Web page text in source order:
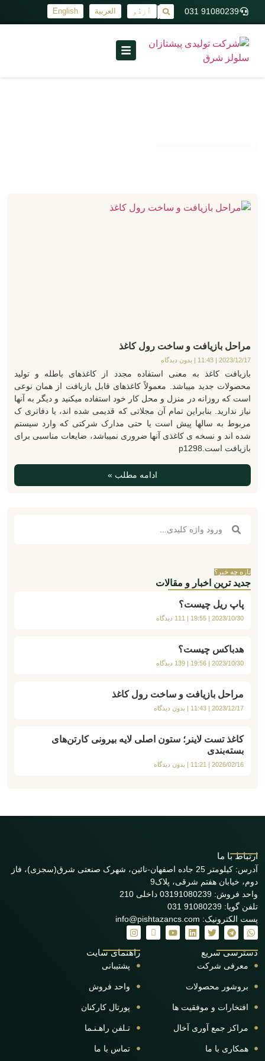
91080239 031 اُردُو العربية English
مراحل بازیافت و ساخت رول کاغذ
2023/12/17 بدون دیدگاه
بازیافت کاغذ به معنی استفاده مجدد از کاغذهای باطله و تولید
محصولات جدید میباشد. معمولاً کاغذهای قابل بازیافت از همان نوعی
است که روزانه در منزل و محل کار خود استفاده میکنید و دیگر به آنها
نیاز ندارید. بنابراین تمام آن مجلاتی که قدیمی شده اند، یا دفاتری ک
مربوط به سالها پیش است یا حتی مدارک شرکتی که وارد سیستم
شده اند و نسخه ی کاغذی آنها ضروری نمیباشد، ضایعات مناسبی برای
بازیافت است.p1298
ادامه مطلب »
تازه چه خبر؟
جدید ترین اخبار و مقالات
پاپ ریل چیست؟
2023/10/30
هدباکس چیست؟
2023/10/30
مراحل بازیافت و ساخت رول کاغذ
2023/12/17 بدون دیدگاه
کاغذ تست لاینر؛ ستون اصلی لایه بیرونی کارتن‌های
بسته‌بندی
2026/02/16 بدون دیدگاه
ارتباط با ما
آدرس: کیلومتر 25 جاده اصفهان-نائین، شهرک صنعتی شرق(سجزی)، فاز
دوم، خیابان هفتم شرقی، پلاک9
واحد فروش: 03191080239 داخلی 210
تلفن گویا: 91080239 031
پست الکترونیک: info@pishtazancs.com
دسترسی سریع
معرفی شرکت
بروشور محصولات
افتخارات و موفقیت ها
مراکز جمع آوری آخال
همکاری با ما
راهنمای سایت
پشتیبانی
واحد فروش
پورتال کارکنان
تـلفن راهـنـما
تماس با ما